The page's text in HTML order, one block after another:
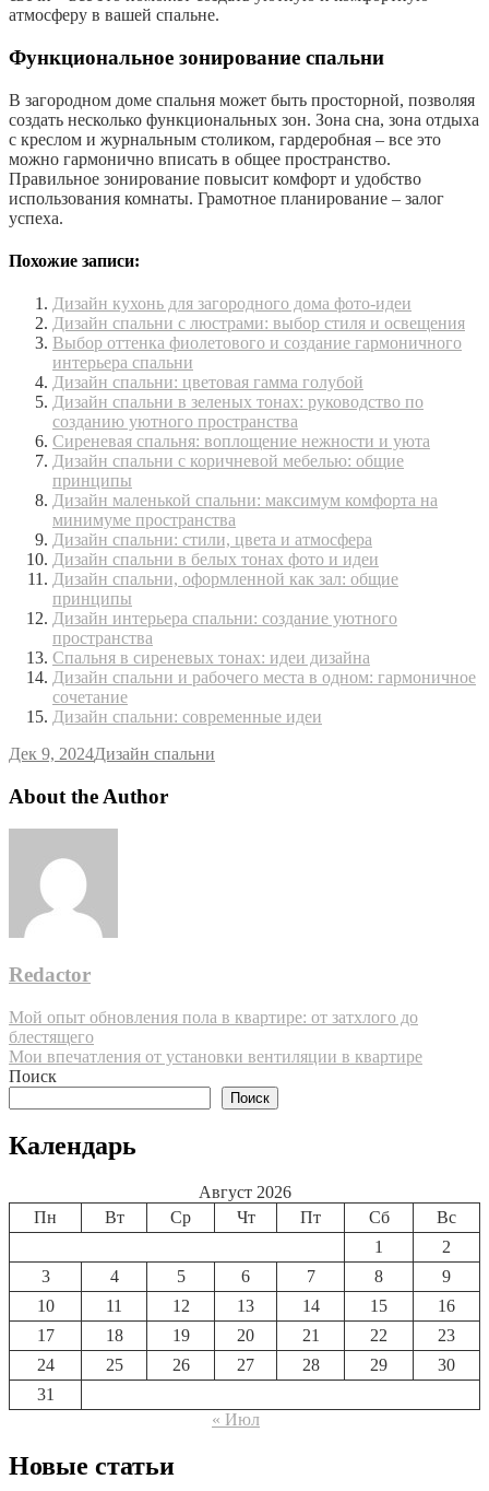
атмосферу в вашей спальне.
Функциональное зонирование спальни
В загородном доме спальня может быть просторной, позволяя
создать несколько функциональных зон. Зона сна, зона отдыха
с креслом и журнальным столиком, гардеробная – все это
можно гармонично вписать в общее пространство.
Правильное зонирование повысит комфорт и удобство
использования комнаты. Грамотное планирование – залог
успеха.
Похожие записи:
Дизайн кухонь для загородного дома фото-идеи
Дизайн спальни с люстрами: выбор стиля и освещения
Выбор оттенка фиолетового и создание гармоничного
интерьера спальни
Дизайн спальни: цветовая гамма голубой
Дизайн спальни в зеленых тонах: руководство по
созданию уютного пространства
Сиреневая спальня: воплощение нежности и уюта
Дизайн спальни с коричневой мебелью: общие
принципы
Дизайн маленькой спальни: максимум комфорта на
минимуме пространства
Дизайн спальни: стили, цвета и атмосфера
Дизайн спальни в белых тонах фото и идеи
Дизайн спальни, оформленной как зал: общие
принципы
Дизайн интерьера спальни: создание уютного
пространства
Спальня в сиреневых тонах: идеи дизайна
Дизайн спальни и рабочего места в одном: гармоничное
сочетание
Дизайн спальни: современные идеи
Дек 9, 2024Дизайн спальни
About the Author
Redactor
Навигация
по
записям
Мой опыт обновления пола в квартире: от затхлого до
блестящего
Мои впечатления от установки вентиляции в квартире
Поиск
Поиск
Календарь
Август 2026
Пн
Вт Ср Чт Пт Сб
Вс
1
2
3
4 5 6 7 8
9
10
11 12 13 14 15
16
17
18 19 20 21 22
23
24
25 26 27 28 29
30
31
« Июл
Новые статьи